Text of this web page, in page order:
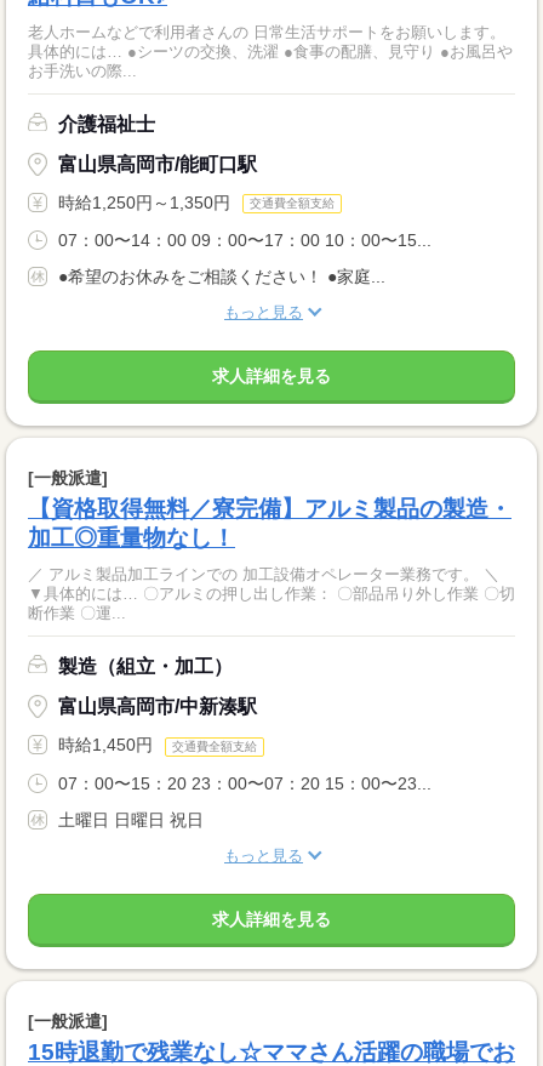
老人ホームなどで利用者さんの 日常生活サポートをお願いします。
具体的には… ●シーツの交換、洗濯 ●食事の配膳、見守り ●お風呂や
お手洗いの際...
介護福祉士
富山県高岡市/能町口駅
時給1,250円～1,350円 交通費全額支給
07：00〜14：00 09：00〜17：00 10：00〜15...
●希望のお休みをご相談ください！ ●家庭...
もっと見る
求人詳細を見る
[一般派遣]
【資格取得無料／寮完備】アルミ製品の製造・
加工◎重量物なし！
／ アルミ製品加工ラインでの 加工設備オペレーター業務です。 ＼
▼具体的には… 〇アルミの押し出し作業： 〇部品吊り外し作業 〇切
断作業 〇運...
製造（組立・加工）
富山県高岡市/中新湊駅
時給1,450円 交通費全額支給
07：00〜15：20 23：00〜07：20 15：00〜23...
土曜日 日曜日 祝日
もっと見る
求人詳細を見る
[一般派遣]
15時退勤で残業なし☆ママさん活躍の職場でお